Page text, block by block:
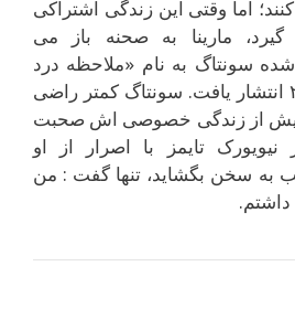
اما وقتى اين زندگى اشتراکى
مارينا به صحنه باز مى
سونتاگ به نام «ملاحظه درد
ديگران» در سال ۲۰۰۳ انتشار يافت. سونتاگ کمتر راضى
از زندگى خصوصى اش صحبت
تايمز با اصرار از او
به سخن بگشايد، تنها گفت : من